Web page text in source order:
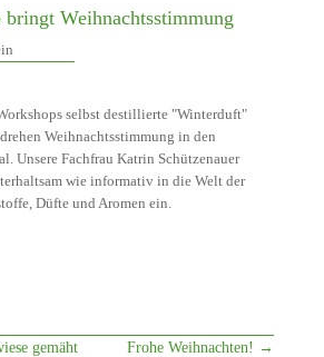
Weihnachtsstimmung
selbst destillierte "Winterduft"
Weihnachtsstimmung in den
Unsere Fachfrau Katrin Schützenauer
wie informativ in die Welt der
Düfte und Aromen ein.
gemäht Frohe Weihnachten! →